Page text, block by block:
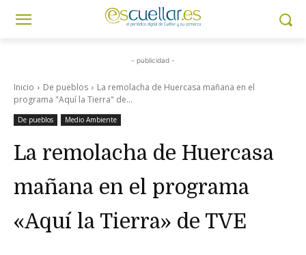
- publicidad -
Inicio De pueblos
La remolacha de Huercasa mañana en el
programa "Aquí la Tierra" de...
De pueblos Medio Ambiente
La remolacha de Huercasa
mañana en el programa
«Aquí la Tierra» de TVE